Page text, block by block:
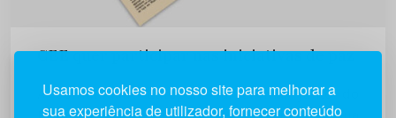
Usamos cookies no nosso site para melhorar a
sua experiência de utilizador, fornecer conteúdo
CEE quer participar nas iniciativas de paz
A Comunidade Europeia vai afirmar junto do